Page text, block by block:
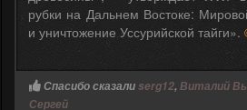
рубки на Дальнем Востоке:
и уничтожение Уссурийской тайги».
Спасибо сказалиserg12, Виталий
Сергей